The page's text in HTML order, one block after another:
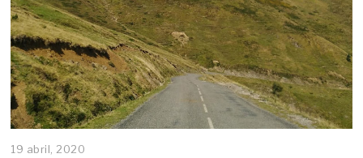
19 abril, 2020